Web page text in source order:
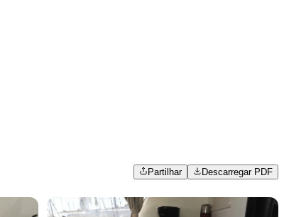
Partilhar Descarregar PDF